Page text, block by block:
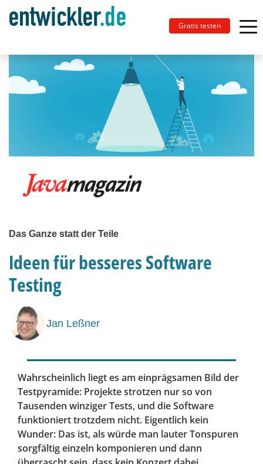
Gratis testen
Das Ganze statt der Teile
Ideen für besseres Software
Testing
Jan Leßner
Wahrscheinlich liegt es am einprägsamen Bild der
Testpyramide: Projekte strotzen nur so von
Tausenden winziger Tests, und die Software
funktioniert trotzdem nicht. Eigentlich kein
Wunder: Das ist, als würde man lauter Tonspuren
sorgfältig einzeln komponieren und dann